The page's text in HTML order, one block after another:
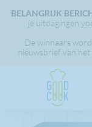
BELANGRIJK
je uitdagingen
De winnaars
nieuwsbrief van het